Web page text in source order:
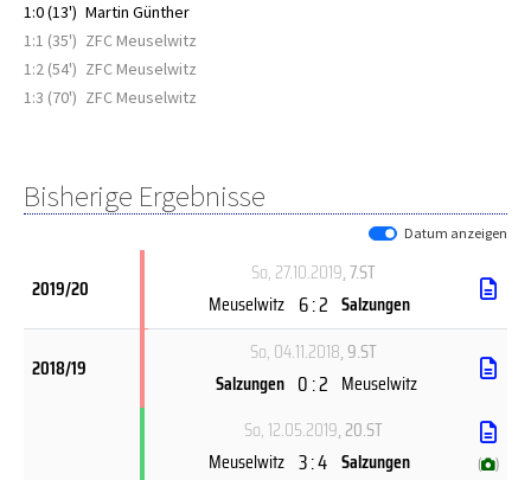
1:0 (13') Martin Günther
1:1 (35') ZFC Meuselwitz
1:2 (54') ZFC Meuselwitz
1:3 (70') ZFC Meuselwitz
Bisherige Ergebnisse
Datum anzeigen
2019/20
So, 27.10.2019, 7.ST
Meuselwitz 6 : 2 Salzungen
2018/19
So, 04.11.2018, 9.ST
Salzungen 0 : 2 Meuselwitz
So, 12.05.2019, 20.ST
Meuselwitz 3 : 4 Salzungen ( )